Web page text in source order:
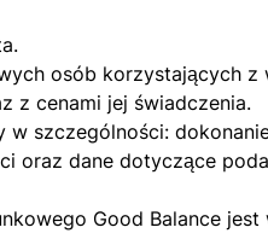
osób korzystających z
z cenami jej świadczenia.
szczególności:
oraz dane dotyczące
Good Balance jest